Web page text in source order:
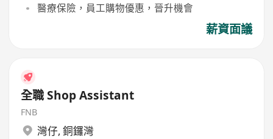
醫療保險，員工購物優惠，晉升機會
薪資面議
全職 Shop Assistant
FNB
灣仔, 銅鑼灣